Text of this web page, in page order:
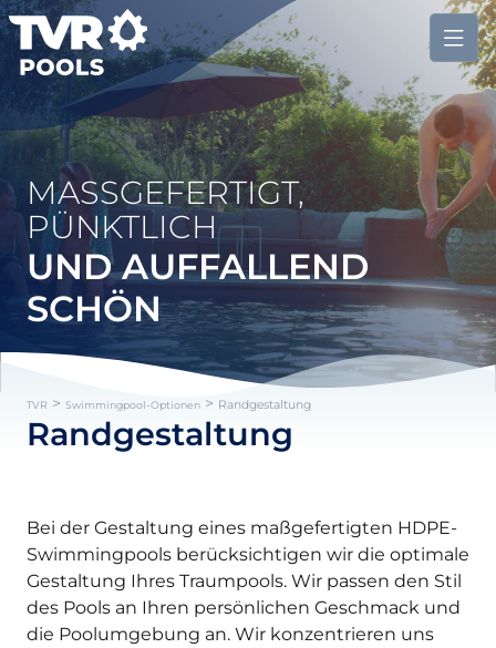
MASSGEFERTIGT, P
ÜNKTLICH
UND AUFFALLEND
SCHÖN
TVR > Swimmingpool-Optionen > Randgestaltung
Randgestaltung
Bei der Gestaltung eines maßgefertigten HDPE-
Swimmingpools berücksichtigen wir die optimale
Gestaltung Ihres Traumpools. Wir passen den Stil
des Pools an Ihren persönlichen Geschmack und
die Poolumgebung an. Wir konzentrieren uns